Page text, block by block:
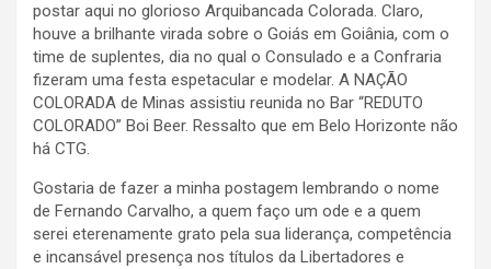
postar aqui no glorioso Arquibancada Colorada. Claro,
houve a brilhante virada sobre o Goiás em Goiânia, com o
time de suplentes, dia no qual o Consulado e a Confraria
fizeram uma festa espetacular e modelar. A NAÇÃO
COLORADA de Minas assistiu reunida no Bar “REDUTO
COLORADO” Boi Beer. Ressalto que em Belo Horizonte não
há CTG.
Gostaria de fazer a minha postagem lembrando o nome
de Fernando Carvalho, a quem faço um ode e a quem
serei eterenamente grato pela sua liderança, competência
e incansável presença nos títulos da Libertadores e